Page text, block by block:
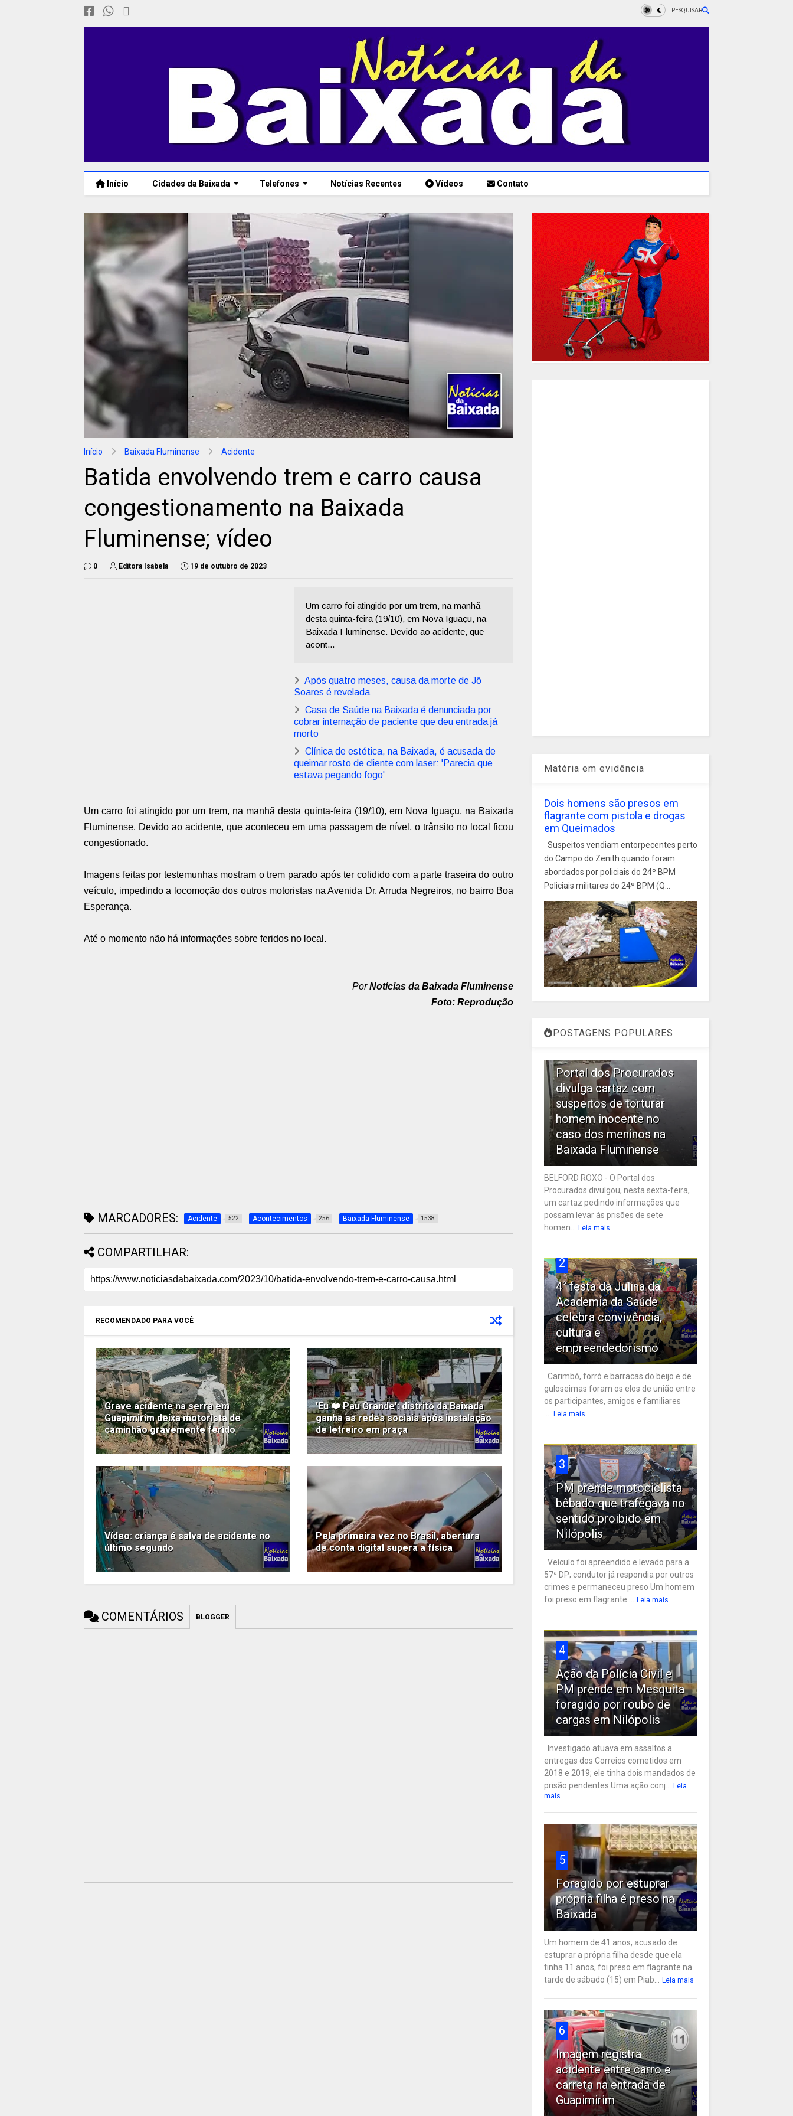
PESQUISAR
Início Cidades da Baixada Telefones Notícias Recentes Vídeos Contato
Início Baixada Fluminense Acidente
Batida envolvendo trem e carro causa
congestionamento na Baixada
Fluminense; vídeo
0 Editora Isabela 19 de outubro de 2023
Um carro foi atingido por um trem, na manhã
desta quinta-feira (19/10), em Nova Iguaçu, na
Baixada Fluminense. Devido ao acidente, que
acont...
Após quatro meses, causa da morte de Jô
Soares é revelada
Casa de Saúde na Baixada é denunciada por
cobrar internação de paciente que deu entrada já
morto
Clínica de estética, na Baixada, é acusada de
queimar rosto de cliente com laser: 'Parecia que
estava pegando fogo'
Um carro foi atingido por um trem, na manhã desta quinta-feira (19/10), em Nova Iguaçu, na Baixada
Fluminense. Devido ao acidente, que aconteceu em uma passagem de nível, o trânsito no local ficou
congestionado.
Imagens feitas por testemunhas mostram o trem parado após ter colidido com a parte traseira do outro
veículo, impedindo a locomoção dos outros motoristas na Avenida Dr. Arruda Negreiros, no bairro Boa
Esperança.
Até o momento não há informações sobre feridos no local.
PorNotícias da Baixada Fluminense
Foto: Reprodução
MARCADORES: Acidente 522 Acontecimentos 256 Baixada Fluminense 1538
COMPARTILHAR:
RECOMENDADO PARA VOCÊ
Grave acidente na serra em
Guapimirim deixa motorista de
caminhão gravemente ferido
'Eu ❤️ Pau Grande': distrito da Baixada
ganha as redes sociais após instalação
de letreiro em praça
Vídeo: criança é salva de acidente no
último segundo
Pela primeira vez no Brasil, abertura
de conta digital supera a física
COMENTÁRIOS BLOGGER
Matéria em evidência
Dois homens são presos em
flagrante com pistola e drogas
em Queimados
Suspeitos vendiam entorpecentes perto
do Campo do Zenith quando foram
abordados por policiais do 24º BPM
Policiais militares do 24º BPM (Q...
POSTAGENS POPULARES
Portal dos Procurados
divulga cartaz com
suspeitos de torturar
homem inocente no
caso dos meninos na
Baixada Fluminense
BELFORD ROXO - O Portal dos
Procurados divulgou, nesta sexta-feira,
um cartaz pedindo informações que
possam levar às prisões de sete
homen... Leia mais
2
4° festa da Julina da
Academia da Saúde
celebra convivência,
cultura e
empreendedorismo
Carimbó, forró e barracas do beijo e de
guloseimas foram os elos de união entre
os participantes, amigos e familiares
... Leia mais
3
PM prende motociclista
bêbado que trafegava no
sentido proibido em
Nilópolis
Veículo foi apreendido e levado para a
57ª DP; condutor já respondia por outros
crimes e permaneceu preso Um homem
foi preso em flagrante ... Leia mais
4
Ação da Polícia Civil e
PM prende em Mesquita
foragido por roubo de
cargas em Nilópolis
Investigado atuava em assaltos a
entregas dos Correios cometidos em
2018 e 2019; ele tinha dois mandados de
prisão pendentes Uma ação conj... Leia
mais
5
Foragido por estuprar
própria filha é preso na
Baixada
Um homem de 41 anos, acusado de
estuprar a própria filha desde que ela
tinha 11 anos, foi preso em flagrante na
tarde de sábado (15) em Piab... Leia mais
6
Imagem registra
acidente entre carro e
carreta na entrada de
Guapimirim